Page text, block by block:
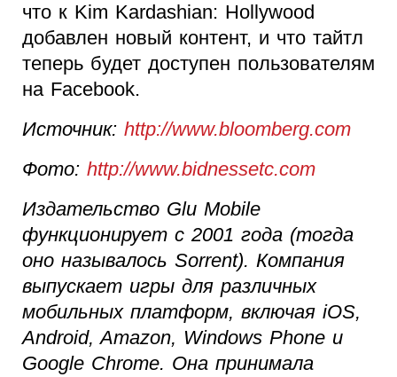
что к Kim Kardashian: Hollywood
добавлен новый контент, и что тайтл
теперь будет доступен пользователям
на Facebook.
Источник: http://www.bloomberg.com
Фото: http://www.bidnessetc.com
Издательство Glu Mobile
функционирует с 2001 года (тогда
оно называлось Sorrent). Компания
выпускает игры для различных
мобильных платформ, включая iOS,
Android, Amazon, Windows Phone и
Google Chrome. Она принимала